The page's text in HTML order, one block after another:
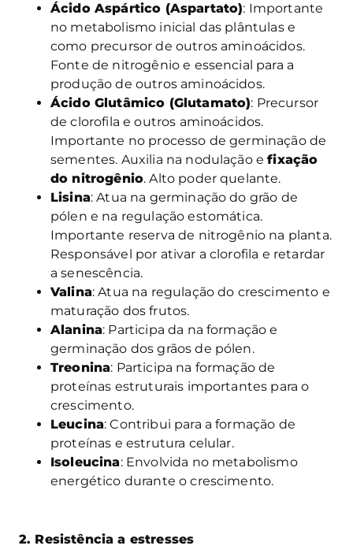
Ácido Aspártico (Aspartato): Importante
no metabolismo inicial das plântulas e
como precursor de outros aminoácidos.
Fonte de nitrogênio e essencial para a
produção de outros aminoácidos.
Ácido Glutâmico (Glutamato): Precursor
de clorofila e outros aminoácidos.
Importante no processo de germinação de
sementes. Auxilia na nodulação efixação
do nitrogênio. Alto poder quelante.
Lisina: Atua na germinação do grão de
pólen e na regulação estomática.
Importante reserva de nitrogênio na planta.
Responsável por ativar a clorofila e retardar
a senescência.
Valina: Atua na regulação do crescimento e
maturação dos frutos.
Alanina: Participa da na formação e
germinação dos grãos de pólen.
Treonina: Participa na formação de
proteínas estruturais importantes para o
crescimento.
Leucina: Contribui para a formação de
proteínas e estrutura celular.
Isoleucina: Envolvida no metabolismo
energético durante o crescimento.
2. Resistência a estresses